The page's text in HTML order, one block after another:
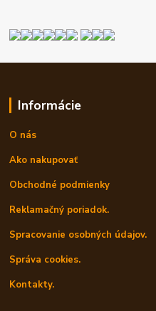
Informácie
O nás
Ako nakupovať
Obchodné podmienky
Reklamačný poriadok.
Spracovanie osobných údajov.
Správa cookies.
Kontakty.